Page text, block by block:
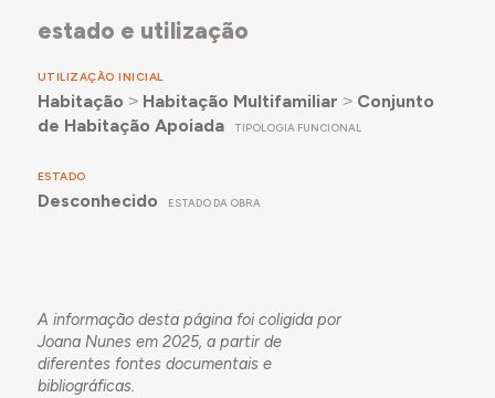
estado e utilização
UTILIZAÇÃO INICIAL
Habitação ˃ Habitação Multifamiliar ˃ Conjunto
de Habitação Apoiada
TIPOLOGIA FUNCIONAL
ESTADO
Desconhecido ESTADO DA OBRA
A informação desta página foi coligida por
Joana Nunes em 2025, a partir de
diferentes fontes documentais e
bibliográficas.